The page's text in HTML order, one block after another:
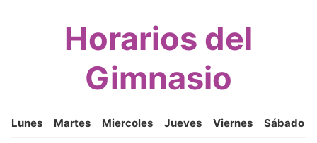
Horarios del
Gimnasio
Lunes Martes Miercoles Jueves Viernes Sábado